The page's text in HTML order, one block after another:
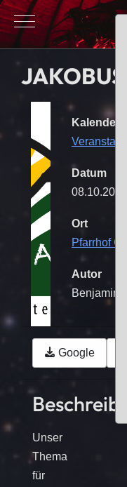
Mobile Menu Toggle
Kalender
Datum
08.10.2026
Ort
Pfarrhof
Autor
Benjamin
Google
Unser
Thema
für